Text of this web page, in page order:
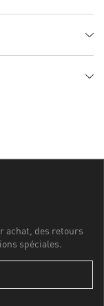
achat, des retours
spéciales.